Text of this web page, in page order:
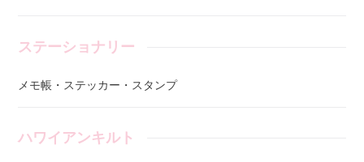
ステーショナリー
メモ帳・ステッカー・スタンプ
ハワイアンキルト